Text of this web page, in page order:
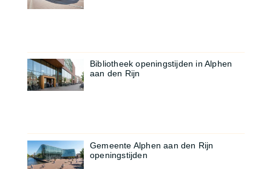
Bibliotheek openingstijden in Alphen
aan den Rijn
Gemeente Alphen aan den Rijn
openingstijden